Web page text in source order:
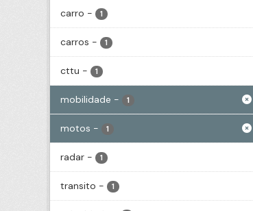
carro - 1
carros - 1
cttu - 1
mobilidade - 1
motos - 1
radar - 1
transito - 1